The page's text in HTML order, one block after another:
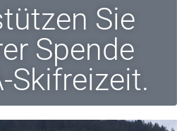
Sie
Spende
Skifreizeit.